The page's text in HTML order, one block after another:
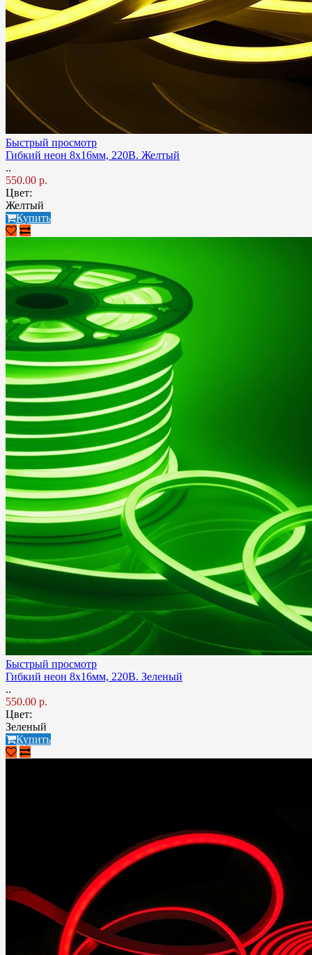
Быстрый просмотр
Гибкий неон 8x16мм, 220В. Желтый
..
550.00 р.
Цвет:
Желтый
Купить
Быстрый просмотр
Гибкий неон 8x16мм, 220В. Зеленый
..
550.00 р.
Цвет:
Зеленый
Купить